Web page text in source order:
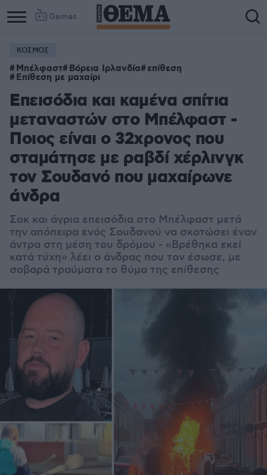
Games
ΚΟΣΜΟΣ
Μπέλφαστ Βόρεια Ιρλανδία επίθεση
Επίθεση με μαχαίρι
Επεισόδια και καμένα σπίτια
μεταναστών στο Μπέλφαστ -
Ποιος είναι ο 32χρονος που
σταμάτησε με ραβδί χέρλινγκ
τον Σουδανό που μαχαίρωνε
άνδρα
Σοκ και άγρια επεισόδια στο Μπέλφαστ μετά
την απόπειρα ενός Σουδανού να σκοτώσει έναν
άντρα στη μέση του δρόμου - «Βρέθηκα εκεί
κατά τύχη» λέει ο άνδρας που τον έσωσε, με
σοβαρά τραύματα το θύμα της επίθεσης